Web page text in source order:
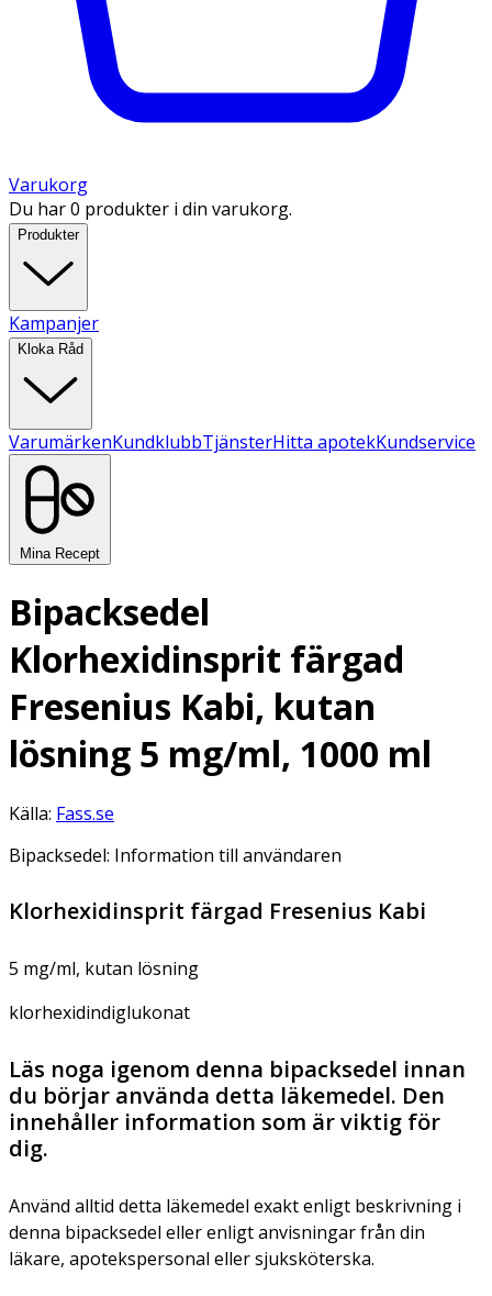
Varukorg
Du har 0 produkter i din varukorg.
Produkter
Kampanjer
Kloka Råd
VarumärkenKundklubbTjänsterHitta apotekKundservice
Mina Recept
Bipacksedel
Klorhexidinsprit färgad
Fresenius Kabi, kutan
lösning 5 mg/ml, 1000 ml
Källa: Fass.se
Bipacksedel: Information till användaren
Klorhexidinsprit färgad Fresenius Kabi
5 mg/ml, kutan lösning
klorhexidindiglukonat
Läs noga igenom denna bipacksedel innan
du börjar använda detta läkemedel. Den
innehåller information som är viktig för
dig.
Använd alltid detta läkemedel exakt enligt beskrivning i
denna bipacksedel eller enligt anvisningar från din
läkare, apotekspersonal eller sjuksköterska.